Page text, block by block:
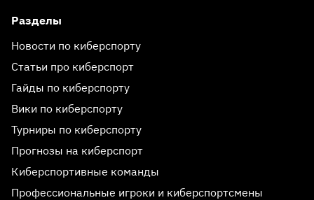
Разделы
Новости по киберспорту
Статьи про киберспорт
Гайды по киберспорту
Вики по киберспорту
Турниры по киберспорту
Прогнозы на киберспорт
Киберспортивные команды
Профессиональные игроки и киберспортсмены